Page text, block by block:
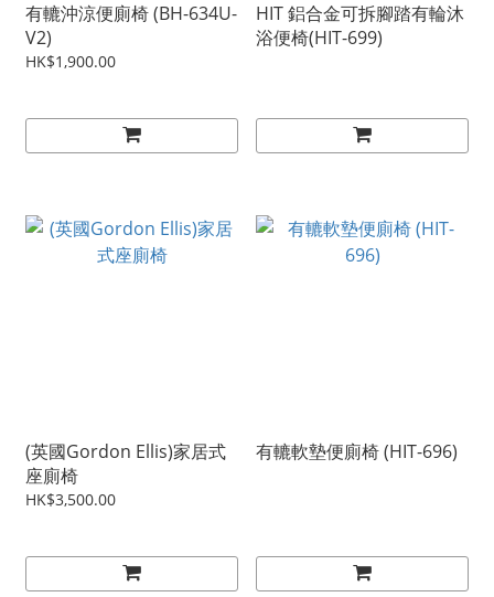
有轆沖涼便廁椅 (BH-634U-
V2)
HK$1,900.00
HIT 鋁合金可拆腳踏有輪沐
浴便椅(HIT-699)
(英國Gordon Ellis)家居式
座廁椅
HK$3,500.00
有轆軟墊便廁椅 (HIT-696)